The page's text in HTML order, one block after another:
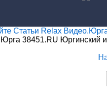
Статьи Relax
Юрга 38451.RU Юргинский